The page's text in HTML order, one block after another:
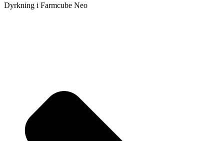
Dyrkning i Farmcube Neo